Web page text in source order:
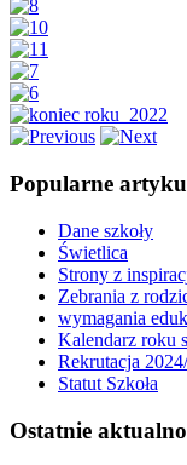
Popularne
Dane szkoły
Świetlica
Strony z
Zebrania z
wymagania
Kalendarz roku
Rekrutacja
Statut Szkoła
Ostatnie